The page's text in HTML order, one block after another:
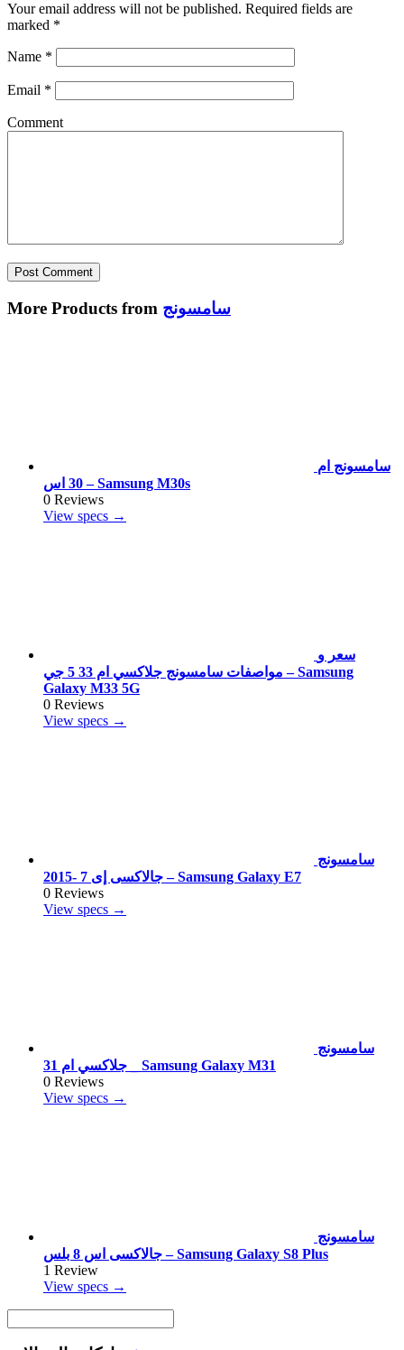
Your email address will not be published. Required fields are
marked *
Name *
Email *
Comment
More Products from سامسونج
سامسونج ام
30 اس – Samsung M30s
0 Reviews
View specs →
سعر و
مواصفات سامسونج جلاكسي ام 33 5 جي – Samsung
Galaxy M33 5G
0 Reviews
View specs →
سامسونج
جالاكسى إى 7 -2015 – Samsung Galaxy E7
0 Reviews
View specs →
سامسونج
جلاكسي ام 31 _ Samsung Galaxy M31
0 Reviews
View specs →
سامسونج
جالاكسى اس 8 بلس – Samsung Galaxy S8 Plus
1 Review
View specs →